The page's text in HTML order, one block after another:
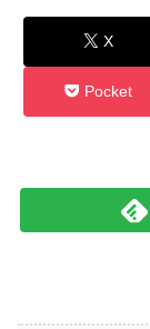
X
Pocket